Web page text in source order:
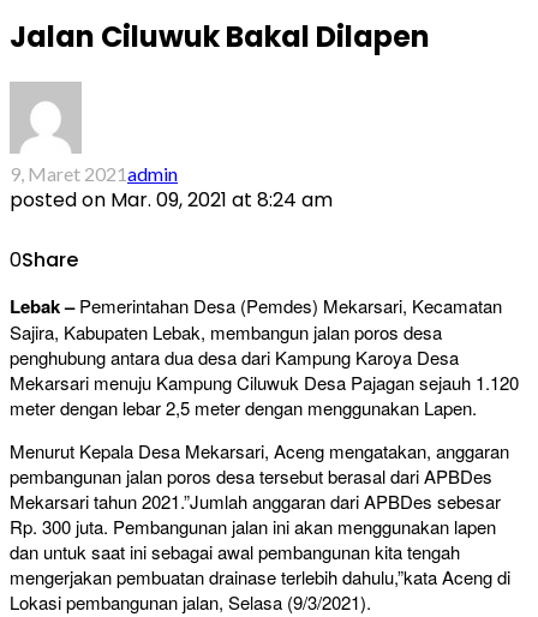
Jalan Ciluwuk Bakal Dilapen
9, Maret 2021admin
posted on Mar. 09, 2021 at 8:24 am
0Share
Lebak –Pemerintahan Desa (Pemdes) Mekarsari, Kecamatan
Sajira, Kabupaten Lebak, membangun jalan poros desa
penghubung antara dua desa dari Kampung Karoya Desa
Mekarsari menuju Kampung Ciluwuk Desa Pajagan sejauh 1.120
meter dengan lebar 2,5 meter dengan menggunakan Lapen.
Menurut Kepala Desa Mekarsari, Aceng mengatakan, anggaran
pembangunan jalan poros desa tersebut berasal dari APBDes
Mekarsari tahun 2021.”Jumlah anggaran dari APBDes sebesar
Rp. 300 juta. Pembangunan jalan ini akan menggunakan lapen
dan untuk saat ini sebagai awal pembangunan kita tengah
mengerjakan pembuatan drainase terlebih dahulu,”kata Aceng di
Lokasi pembangunan jalan, Selasa (9/3/2021).